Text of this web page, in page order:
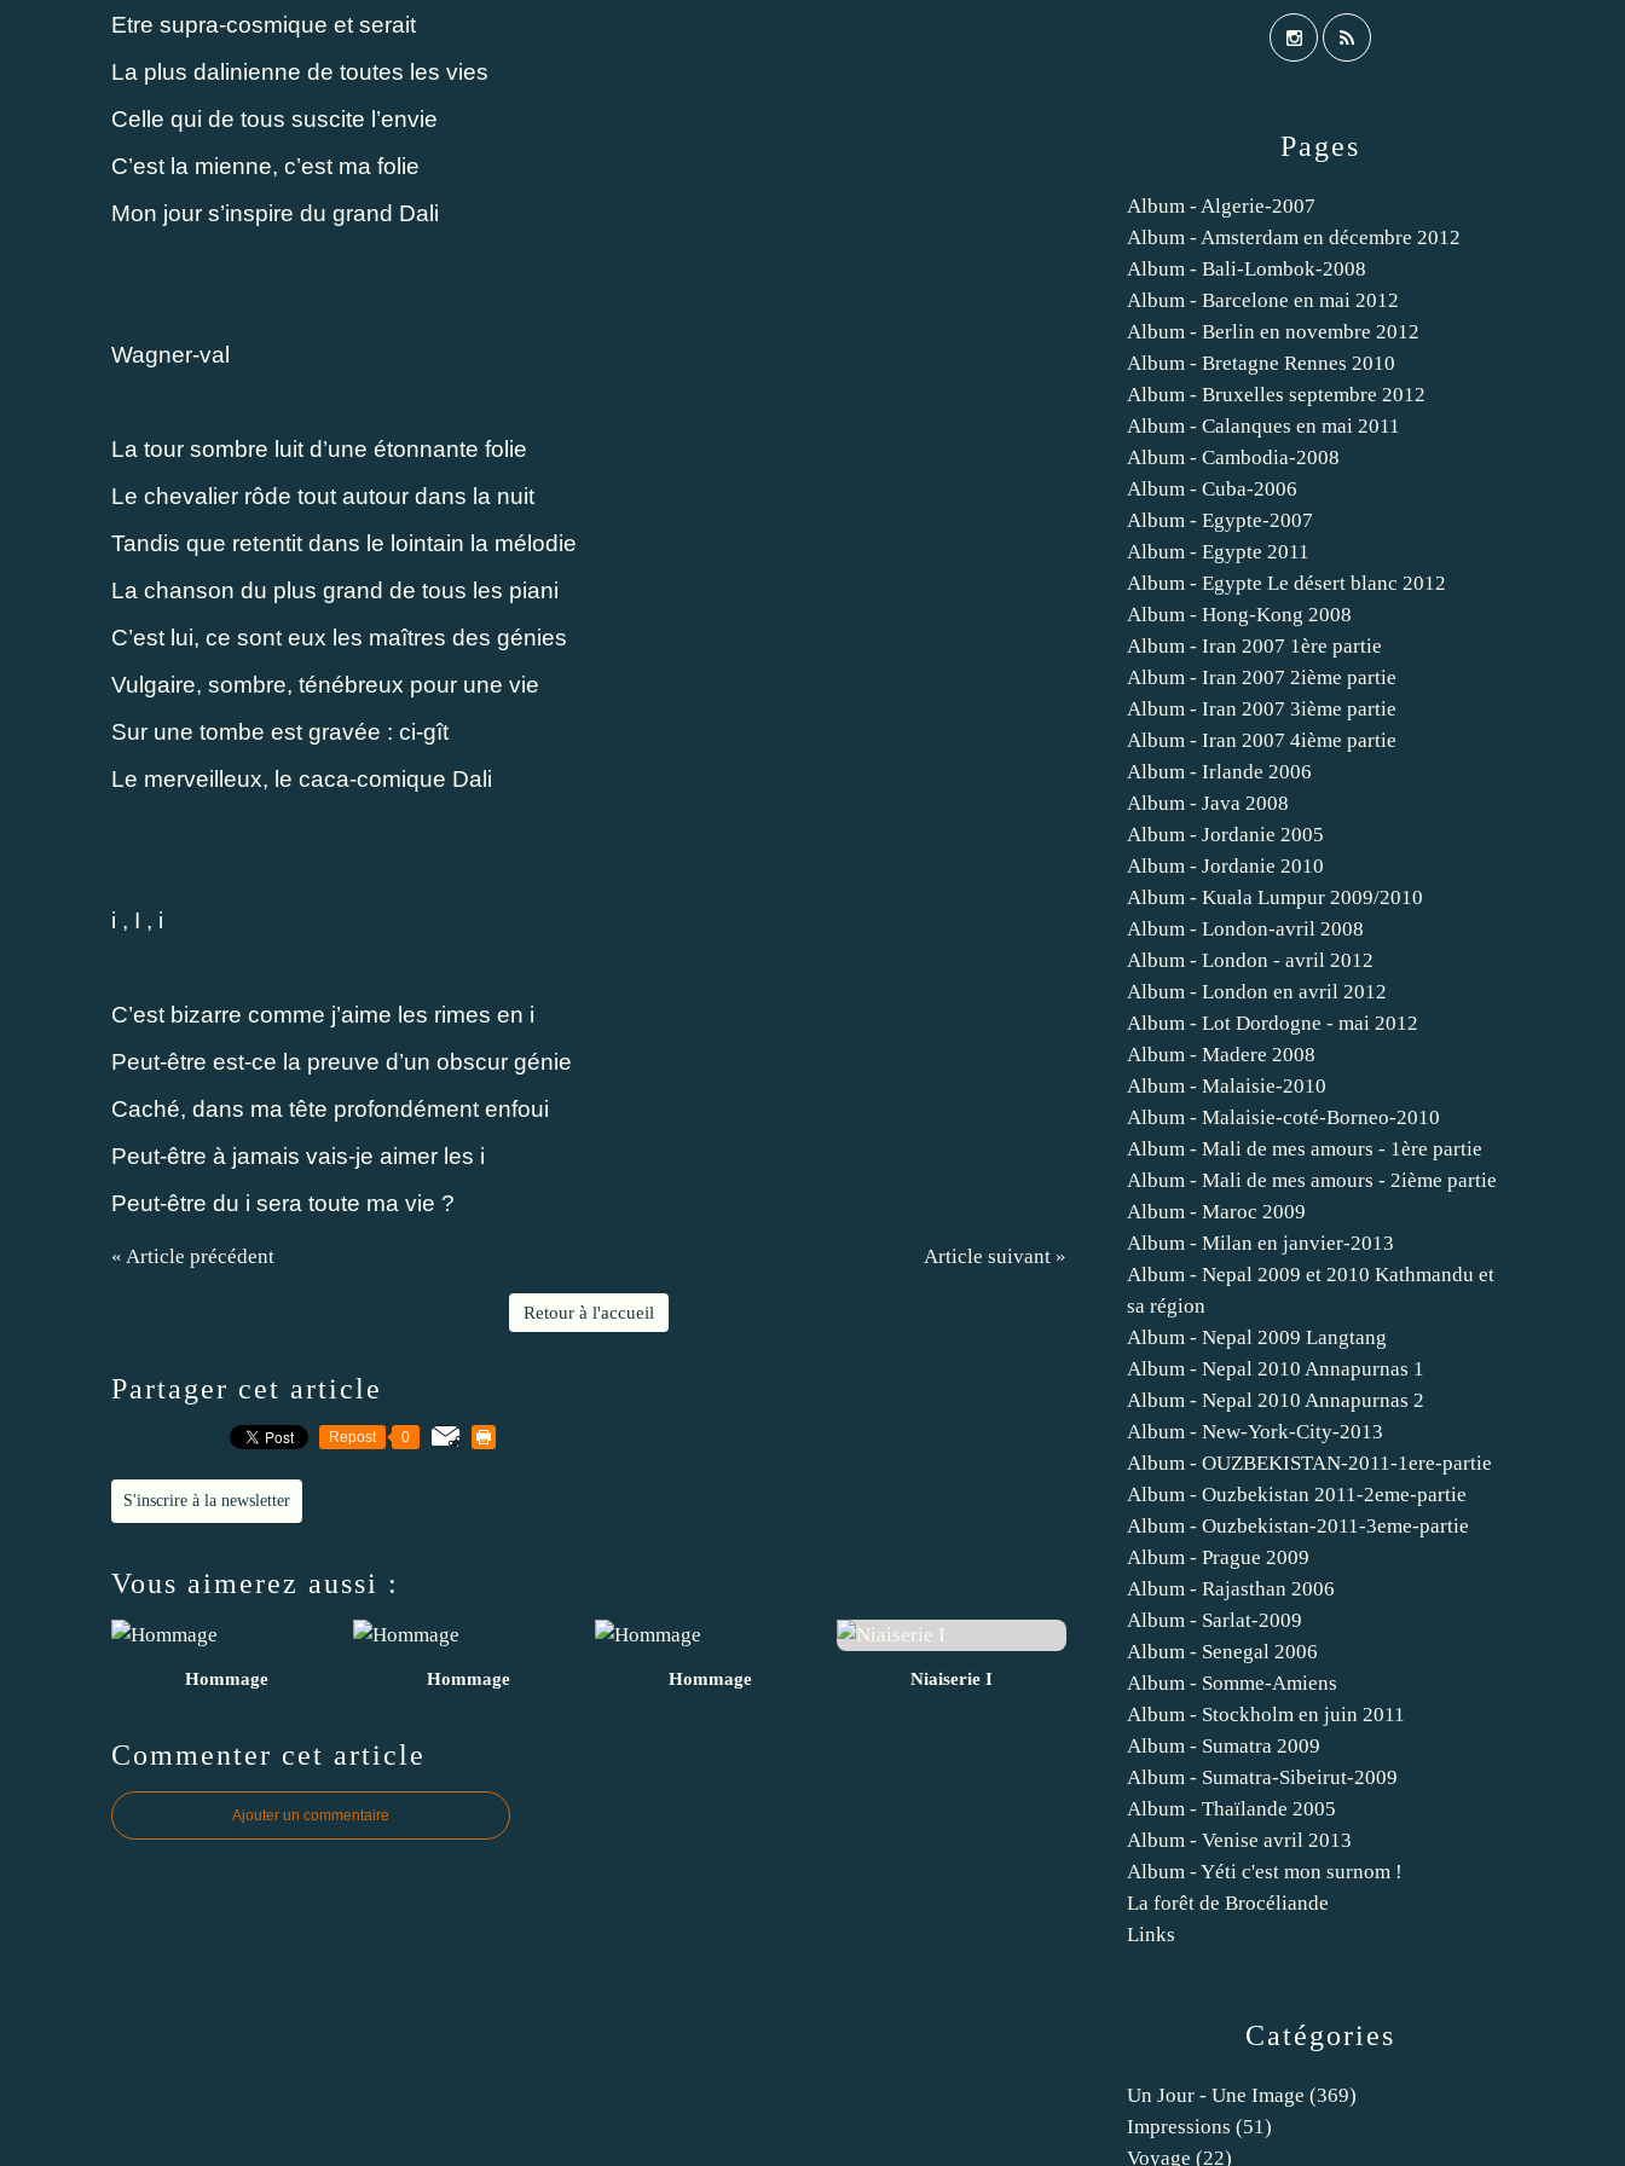
Etre supra-cosmique et serait
La plus dalinienne de toutes les vies
Celle qui de tous suscite l’envie
C’est la mienne, c’est ma folie
Mon jour s’inspire du grand Dali
Wagner-val
La tour sombre luit d’une étonnante folie
Le chevalier rôde tout autour dans la nuit
Tandis que retentit dans le lointain la mélodie
La chanson du plus grand de tous les piani
C’est lui, ce sont eux les maîtres des génies
Vulgaire, sombre, ténébreux pour une vie
Sur une tombe est gravée : ci-gît
Le merveilleux, le caca-comique Dali
i , I , i
C’est bizarre comme j’aime les rimes en i
Peut-être est-ce la preuve d’un obscur génie
Caché, dans ma tête profondément enfoui
Peut-être à jamais vais-je aimer les i
Peut-être du i sera toute ma vie ?
« Article précédent Article suivant »
Retour à l'accueil
Partager cet article
Repost 0
S'inscrire à la newsletter
Vous aimerez aussi :
Hommage Hommage Hommage Niaiserie I
Commenter cet article
Ajouter un commentaire
Catégories
Un Jour - Une Image (369)
Impressions (51)
Voyage (22)
Pages
Album - Algerie-2007
Album - Amsterdam en décembre 2012
Album - Bali-Lombok-2008
Album - Barcelone en mai 2012
Album - Berlin en novembre 2012
Album - Bretagne Rennes 2010
Album - Bruxelles septembre 2012
Album - Calanques en mai 2011
Album - Cambodia-2008
Album - Cuba-2006
Album - Egypte-2007
Album - Egypte 2011
Album - Egypte Le désert blanc 2012
Album - Hong-Kong 2008
Album - Iran 2007 1ère partie
Album - Iran 2007 2ième partie
Album - Iran 2007 3ième partie
Album - Iran 2007 4ième partie
Album - Irlande 2006
Album - Java 2008
Album - Jordanie 2005
Album - Jordanie 2010
Album - Kuala Lumpur 2009/2010
Album - London-avril 2008
Album - London - avril 2012
Album - London en avril 2012
Album - Lot Dordogne - mai 2012
Album - Madere 2008
Album - Malaisie-2010
Album - Malaisie-coté-Borneo-2010
Album - Mali de mes amours - 1ère partie
Album - Mali de mes amours - 2ième partie
Album - Maroc 2009
Album - Milan en janvier-2013
Album - Nepal 2009 et 2010 Kathmandu et
sa région
Album - Nepal 2009 Langtang
Album - Nepal 2010 Annapurnas 1
Album - Nepal 2010 Annapurnas 2
Album - New-York-City-2013
Album - OUZBEKISTAN-2011-1ere-partie
Album - Ouzbekistan 2011-2eme-partie
Album - Ouzbekistan-2011-3eme-partie
Album - Prague 2009
Album - Rajasthan 2006
Album - Sarlat-2009
Album - Senegal 2006
Album - Somme-Amiens
Album - Stockholm en juin 2011
Album - Sumatra 2009
Album - Sumatra-Sibeirut-2009
Album - Thaïlande 2005
Album - Venise avril 2013
Album - Yéti c'est mon surnom !
La forêt de Brocéliande
Links